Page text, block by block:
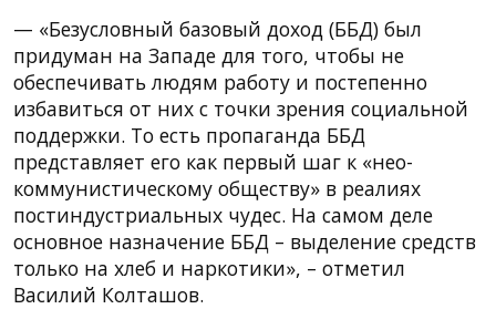
— «Безусловный базовый доход (ББД) был
придуман на Западе для того, чтобы не
обеспечивать людям работу и постепенно
избавиться от них с точки зрения социальной
поддержки. То есть пропаганда ББД
представляет его как первый шаг к «нео-
коммунистическому обществу» в реалиях
постиндустриальных чудес. На самом деле
основное назначение ББД – выделение средств
только на хлеб и наркотики», – отметил
Василий Колташов.